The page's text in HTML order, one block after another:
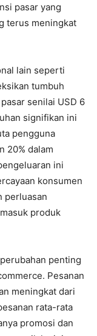
pasar yang
terus meningkat
lain seperti
tumbuh
senilai USD 6
signifikan ini
pengguna
20% dalam
ini
konsumen
perluasan
produk
penting
Pesanan
meningkat dari
rata-rata
promosi dan